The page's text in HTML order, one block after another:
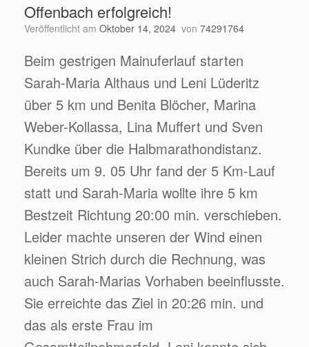
Offenbach erfolgreich!
Veröffentlicht am Oktober 14, 2024 von 74291764
Beim gestrigen Mainuferlauf starten
Sarah-Maria Althaus und Leni Lüderitz
über 5 km und Benita Blöcher, Marina
Weber-Kollassa, Lina Muffert und Sven
Kundke über die Halbmarathondistanz.
Bereits um 9. 05 Uhr fand der 5 Km-Lauf
statt und Sarah-Maria wollte ihre 5 km
Bestzeit Richtung 20:00 min. verschieben.
Leider machte unseren der Wind einen
kleinen Strich durch die Rechnung, was
auch Sarah-Marias Vorhaben beeinflusste.
Sie erreichte das Ziel in 20:26 min. und
das als erste Frau im